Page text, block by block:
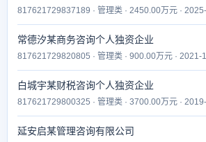
817621729837189 · 管理类 · 2450.00万元 ·
常德汐某商务咨询个人独资企业
817621729820805 · 管理类 · 900.00万元 · 2021-
白城宇某财税咨询个人独资企业
817621729800325 · 管理类 · 3700.00万元 ·
延安启某管理咨询有限公司